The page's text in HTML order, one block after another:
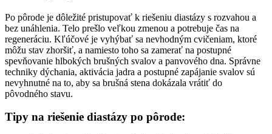
Po pôrode je dôležité pristupovať k riešeniu diastázy s rozvahou a
bez unáhlenia. Telo prešlo veľkou zmenou a potrebuje čas na
regeneráciu. Kľúčové je vyhýbať sa nevhodným cvičeniam, ktoré
môžu stav zhoršiť, a namiesto toho sa zamerať na postupné
spevňovanie hlbokých brušných svalov a panvového dna. Správne
techniky dýchania, aktivácia jadra a postupné zapájanie svalov sú
nevyhnutné na to, aby sa brušná stena dokázala vrátiť do
pôvodného stavu.
Tipy na riešenie diastázy po pôrode: